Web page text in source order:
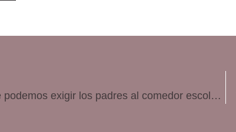
Comer en el colegio, ¿qué podemos exigir los padres al comedor escolar?